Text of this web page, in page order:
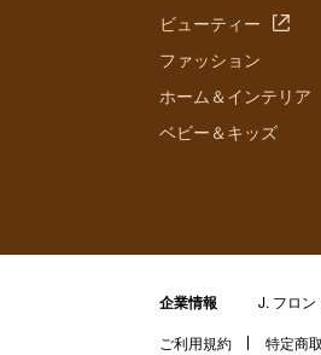
ビューティー
ファッション
ホーム＆インテリア
ベビー＆キッズ
企業情報 J. フロン
ご利用規約 特定商